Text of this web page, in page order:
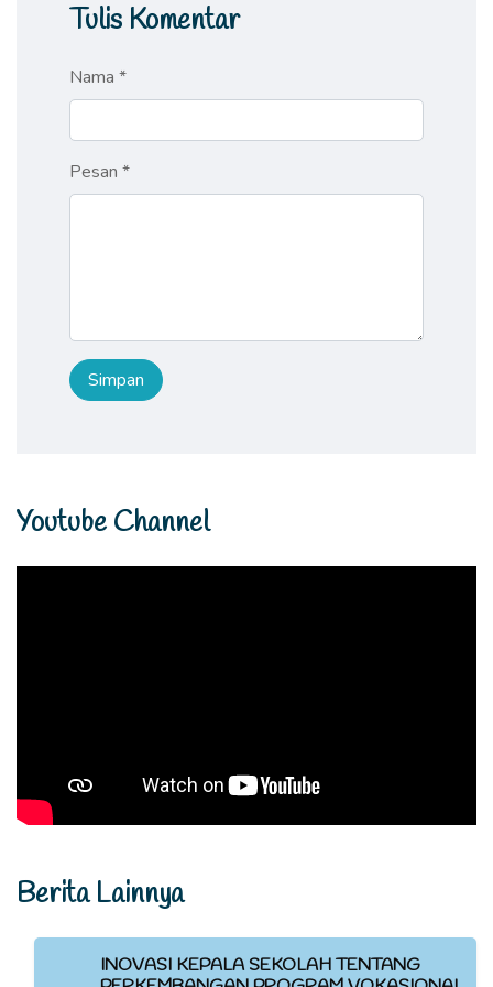
Tulis Komentar
Nama *
Pesan *
Youtube Channel
Berita Lainnya
INOVASI KEPALA SEKOLAH TENTANG